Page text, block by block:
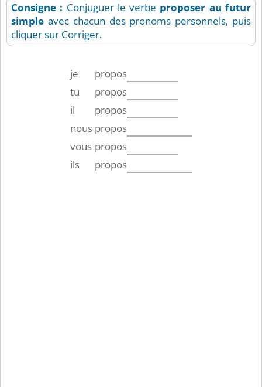
Consigne : Conjuguer le verbe proposer au futur
simple avec chacun des pronoms personnels, puis
cliquer sur Corriger.
je
propos
tu
propos
il
propos
nous propos
vous propos
ils
propos